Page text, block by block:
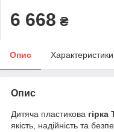
6 668 ₴
Опис Характеристики
Опис
Дитяча пластикова гірка
якість, надійність та